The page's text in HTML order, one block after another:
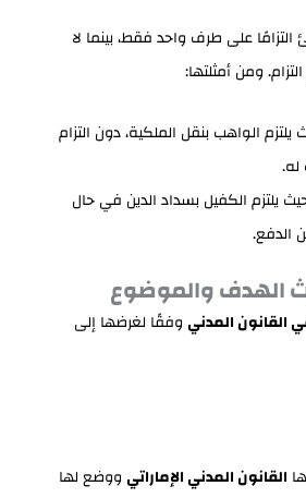
على طرف واحد فقط، بينما لا
ومن أمثلتها:
يلتزم الواهب بنقل الملكية، دون التزام
يلتزم الكفيل بسداد الدين في حال
الدفع.
الهدف والموضوع
القانون المدنيوفقًا لغرضها إلى
القانون المدني الإماراتيووضع لها